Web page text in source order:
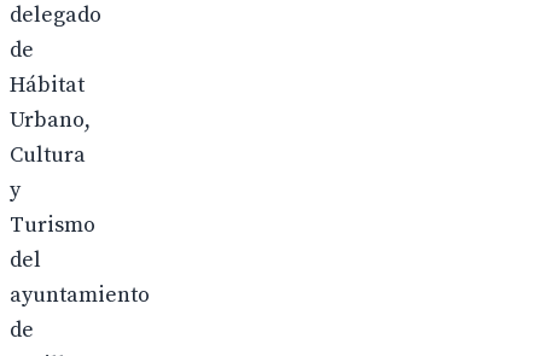
delegado
de
Hábitat
Urbano,
Cultura
y
Turismo
del
ayuntamiento
de